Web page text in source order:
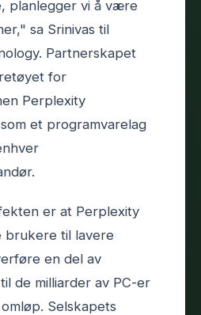
planlegger vi å være
sa Srinivas til
Partnerskapet
for
Perplexity
et programvarelag
er at Perplexity
brukere til lavere
en del av
de milliarder av PC-er
Selskapets